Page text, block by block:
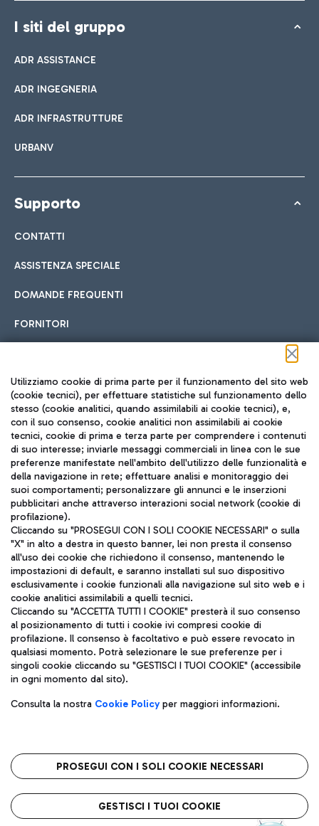
I siti del gruppo
ADR ASSISTANCE
ADR INGEGNERIA
ADR INFRASTRUTTURE
URBANV
Supporto
CONTATTI
ASSISTENZA SPECIALE
DOMANDE FREQUENTI
FORNITORI
Seguici sui social
TRAVEL JOURNAL
ITA
Aeroporti di Roma S.p.A. - Società soggetta a direzione e
coordinamento di Mundys S.p.A.
Codice fiscale e Registro delle Imprese di Roma 13032990155 P.
IVA 06572251004
Capitale sociale 62.224.743,00 int. vers.
Sede legale: Via Pier Paolo Racchetti 1 - 00054 Fiumicino (RM)
telefono +39 06 65951
Privacy policy
Note legali
Roma FCO
L'aeroporto stellato
Utilizziamo cookie di prima parte per il funzionamento del sito web
(cookie tecnici), per effettuare statistiche sul funzionamento dello
stesso (cookie analitici, quando assimilabili ai cookie tecnici), e,
con il suo consenso, cookie analitici non assimilabili ai cookie
tecnici, cookie di prima e terza parte per comprendere i contenuti
di suo interesse; inviarle messaggi commerciali in linea con le sue
preferenze manifestate nell'ambito dell'utilizzo delle funzionalità e
della navigazione in rete; effettuare analisi e monitoraggio dei
suoi comportamenti; personalizzare gli annunci e le inserzioni
pubblicitari anche attraverso interazioni social network (cookie di
profilazione).
Cliccando su "PROSEGUI CON I SOLI COOKIE NECESSARI" o sulla
"X" in alto a destra in questo banner, lei non presta il consenso
all'uso dei cookie che richiedono il consenso, mantenendo le
impostazioni di default, e saranno installati sul suo dispositivo
esclusivamente i cookie funzionali alla navigazione sul sito web e i
cookie analitici assimilabili a quelli tecnici.
Cliccando su "ACCETTA TUTTI I COOKIE" presterà il suo consenso
al posizionamento di tutti i cookie ivi compresi cookie di
profilazione. Il consenso è facoltativo e può essere revocato in
qualsiasi momento. Potrà selezionare le sue preferenze per i
singoli cookie cliccando su "GESTISCI I TUOI COOKIE" (accessibile
in ogni momento dal sito).
Consulta la nostra Cookie Policyper maggiori informazioni.
PROSEGUI CON I SOLI COOKIE NECESSARI
GESTISCI I TUOI COOKIE